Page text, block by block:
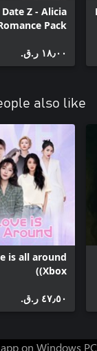
Date Z - Alicia
Pack
١٨٫٠٠ ر.ق.‏
also like
is all around
(Xbox)
٤٧٫٥٠ ر.ق.‏
on Windows PC